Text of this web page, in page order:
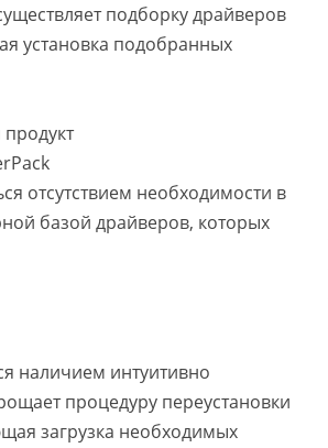
подборку драйверов
установка подобранных
отсутствием необходимости в
базой драйверов, которых
наличием интуитивно
процедуру переустановки
загрузка необходимых